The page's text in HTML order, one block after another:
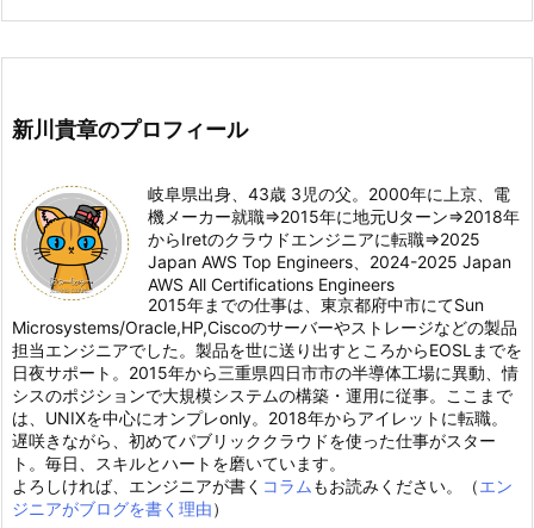
新川貴章のプロフィール
岐阜県出身、43歳 3児の父。2000年に上京、電
機メーカー就職⇒2015年に地元Uターン⇒2018年
からIretのクラウドエンジニアに転職⇒2025
Japan AWS Top Engineers、2024-2025 Japan
AWS All Certifications Engineers
2015年までの仕事は、東京都府中市にてSun
Microsystems/Oracle,HP,Ciscoのサーバーやストレージなどの製品
担当エンジニアでした。製品を世に送り出すところからEOSLまでを
日夜サポート。2015年から三重県四日市市の半導体工場に異動、情
シスのポジションで大規模システムの構築・運用に従事。ここまで
は、UNIXを中心にオンプレonly。2018年からアイレットに転職。
遅咲きながら、初めてパブリッククラウドを使った仕事がスター
ト。毎日、スキルとハートを磨いています。
よろしければ、エンジニアが書く コラム もお読みください。（エン
ジニアがブログを書く理由）